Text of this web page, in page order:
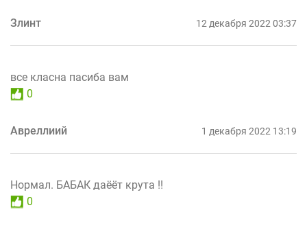
Злинт 12 декабря 2022 03:37
все класна пасиба вам
0
Авреллиий 1 декабря 2022 13:19
Нормал. БАБАК даёёт крута !!
0